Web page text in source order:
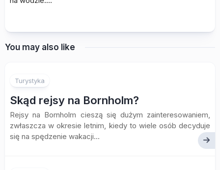
You may also like
Turystyka
Skąd rejsy na Bornholm?
Rejsy na Bornholm cieszą się dużym zainteresowaniem,
zwłaszcza w okresie letnim, kiedy to wiele osób decyduje
się na spędzenie wakacji...